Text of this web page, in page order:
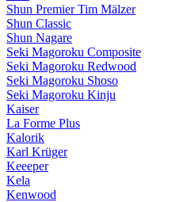
Shun Premier Tim Mälzer
Shun Classic
Shun Nagare
Seki Magoroku Composite
Seki Magoroku Redwood
Seki Magoroku Shoso
Seki Magoroku Kinju
Kaiser
La Forme Plus
Kalorik
Karl Krüger
Keeeper
Kela
Kenwood